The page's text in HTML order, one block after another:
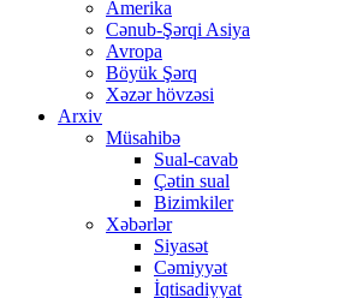
Amerika
Cənub-Şərqi Asiya
Avropa
Böyük Şərq
Xəzər hövzəsi
Arxiv
Müsahibə
Sual-cavab
Çətin sual
Bizimkiler
Xəbərlər
Siyasət
Cəmiyyət
İqtisadiyyat